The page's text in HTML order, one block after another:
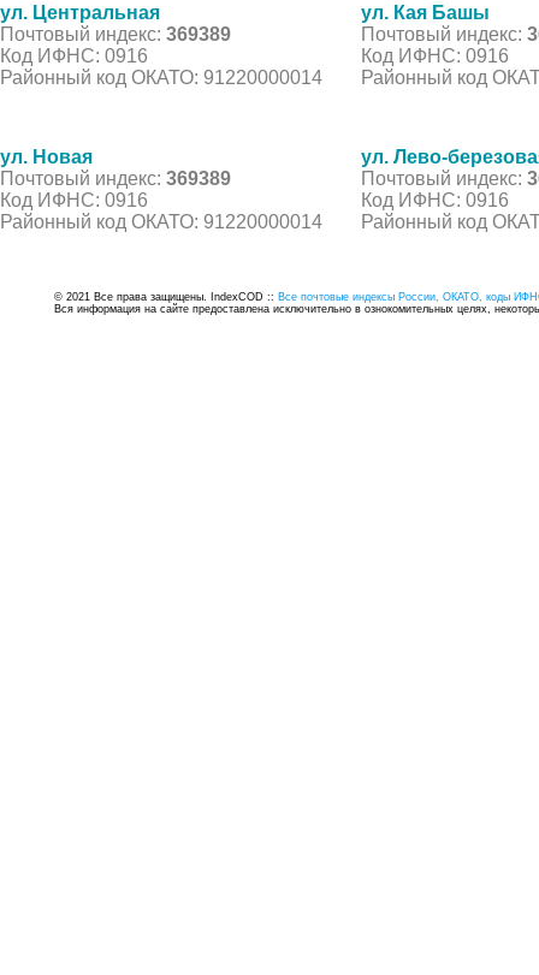
ул. Центральная
Почтовый индекс: 369389
Код ИФНС: 0916
Районный код ОКАТО: 91220000014
ул. Кая Башы
Почтовый индекс:
Код ИФНС: 0916
Районный код
ул. Новая
Почтовый индекс: 369389
Код ИФНС: 0916
Районный код ОКАТО: 91220000014
ул. Лево-
Почтовый индекс:
Код ИФНС: 0916
Районный код
© 2021 Все права защищены. IndexCOD :: Все почтовые индексы России, ОКАТО, коды
Вся информация на сайте предоставлена исключительно в ознокомительных целях,